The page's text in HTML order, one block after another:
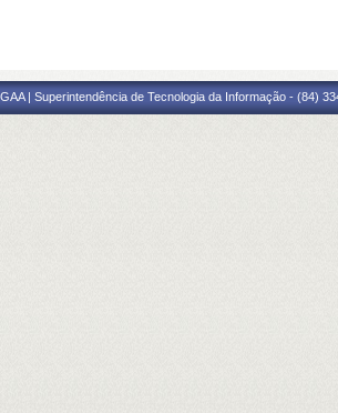
| Superintendência de Tecnologia da Informação - (84)